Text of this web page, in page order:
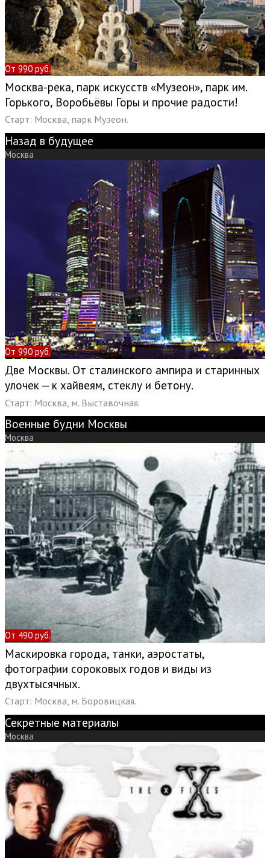
От 990 руб.
Москва-река, парк искусств «Музеон», парк им.
Горького, Воробьёвы Горы и прочие радости!
Старт: Москва, парк Музеон.
Назад в будущее
Москва
От 990 руб.
Две Москвы. От сталинского ампира и старинных
улочек — к хайвеям, стеклу и бетону.
Старт: Москва, м. Выставочная.
Военные будни Москвы
Москва
От 490 руб.
Маскировка города, танки, аэростаты,
фотографии сороковых годов и виды из
двухтысячных.
Старт: Москва, м. Боровицкая.
Секретные материалы
Москва